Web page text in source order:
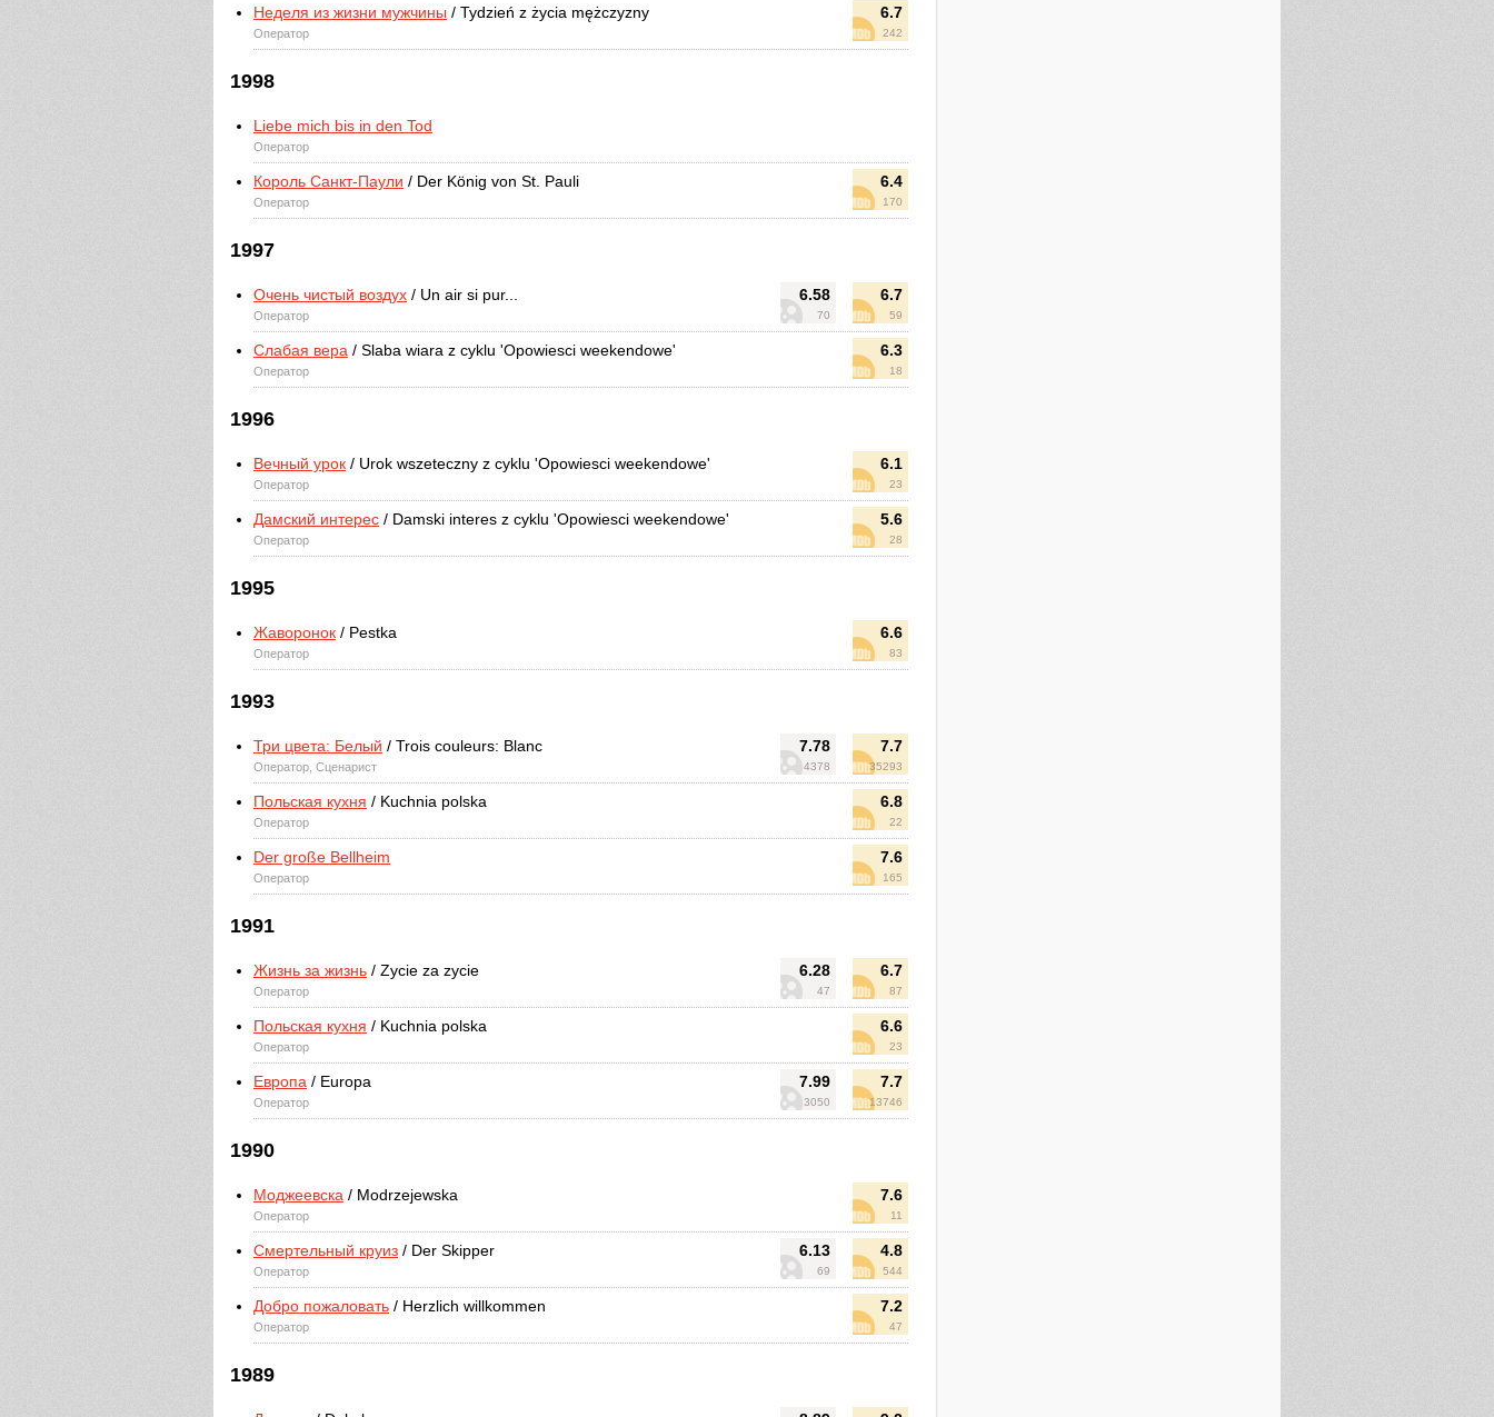
6.7
242
Неделя из жизни мужчины / Tydzień z życia mężczyzny
Оператор
1998
Liebe mich bis in den Tod
Оператор
6.4
170
Король Санкт-Паули / Der König von St. Pauli
Оператор
1997
6.58
70
6.7
59
Очень чистый воздух / Un air si pur...
Оператор
6.3
18
Слабая вера / Slaba wiara z cyklu 'Opowiesci weekendowe'
Оператор
1996
6.1
23
Вечный урок / Urok wszeteczny z cyklu 'Opowiesci weekendowe'
Оператор
5.6
28
Дамский интерес / Damski interes z cyklu 'Opowiesci weekendowe'
Оператор
1995
6.6
83
Жаворонок / Pestka
Оператор
1993
7.78
4378
7.7
35293
Три цвета: Белый / Trois couleurs: Blanc
Оператор, Сценарист
6.8
22
Польская кухня / Kuchnia polska
Оператор
7.6
165
Der große Bellheim
Оператор
1991
6.28
47
6.7
87
Жизнь за жизнь / Zycie za zycie
Оператор
6.6
23
Польская кухня / Kuchnia polska
Оператор
7.99
3050
7.7
13746
Европа / Europa
Оператор
1990
7.6
11
Моджеевска / Modrzejewska
Оператор
6.13
69
4.8
544
Смертельный круиз / Der Skipper
Оператор
7.2
47
Добро пожаловать / Herzlich willkommen
Оператор
1989